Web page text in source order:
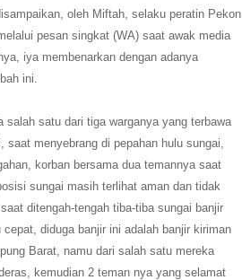
oleh Miftah, selaku peratin Pekon
pesan singkat (WA) saat awak media
iya membenarkan dengan adanya
ini.
salah satu dari tiga warganya yang terbawa
saat menyebrang di pepahan hulu sungai,
korban bersama dua temannya saat
sungai masih terlihat aman dan tidak
ditengah-tengah tiba-tiba sungai banjir
cepat, diduga banjir ini adalah banjir kiriman
Barat, namu dari salah satu mereka
kemudian 2 teman nya yang selamat